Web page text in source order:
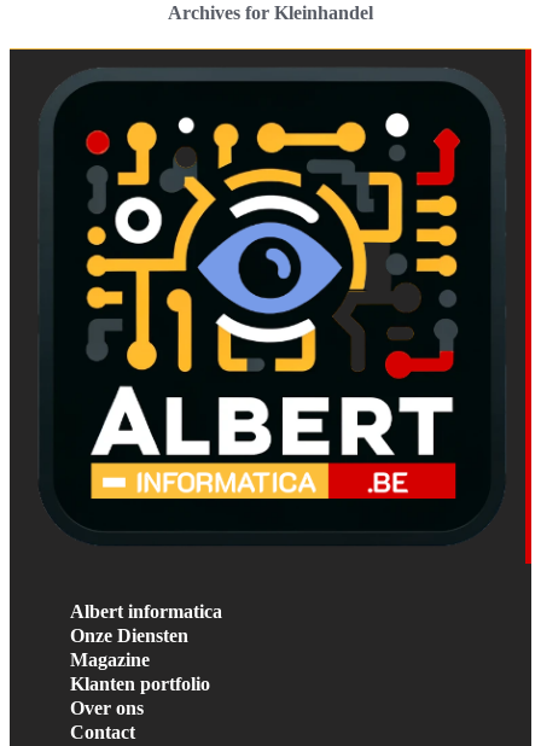
Archives for Kleinhandel
Albert informatica
Onze Diensten
Magazine
Klanten portfolio
Over ons
Contact